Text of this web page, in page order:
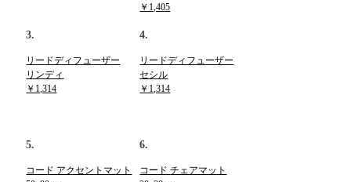
￥1,405
3.
リードディフューザー
リンディ
￥1,314
4.
リードディフューザー
セシル
￥1,314
5.
コード アクセントマット
6.
コード チェアマット